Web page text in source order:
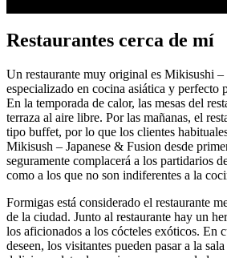
Restaurantes cerca de mí
Un restaurante muy original es Mikisushi –
especializado en cocina asiática y perfecto
En la temporada de calor, las mesas del
terraza al aire libre. Por las mañanas, el
tipo buffet, por lo que los clientes
Mikisush – Japanese & Fusion desde
seguramente complacerá a los partidarios
como a los que no son indiferentes a la
Formigas está considerado el restaurante
de la ciudad. Junto al restaurante hay un
los aficionados a los cócteles exóticos. En
deseen, los visitantes pueden pasar a la